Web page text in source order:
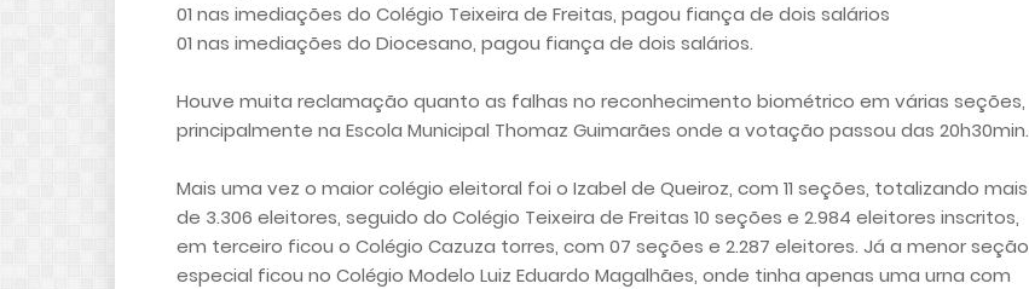
01 nas imediações do Colégio Teixeira de Freitas, pagou fiança de dois salários
01 nas imediações do Diocesano, pagou fiança de dois salários.
Houve muita reclamação quanto as falhas no reconhecimento biométrico em várias seções,
principalmente na Escola Municipal Thomaz Guimarães onde a votação passou das 20h30min.
Mais uma vez o maior colégio eleitoral foi o Izabel de Queiroz, com 11 seções, totalizando mais
de 3.306 eleitores, seguido do Colégio Teixeira de Freitas 10 seções e 2.984 eleitores inscritos,
em terceiro ficou o Colégio Cazuza torres, com 07 seções e 2.287 eleitores. Já a menor seção
especial ficou no Colégio Modelo Luiz Eduardo Magalhães, onde tinha apenas uma urna com